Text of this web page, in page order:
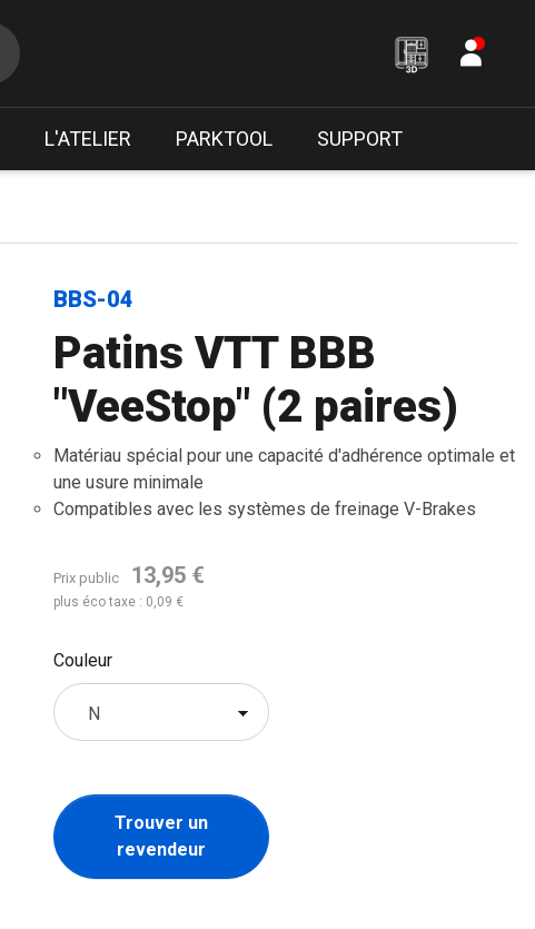
L'ATELIER PARKTOOL SUPPORT
BBS-04
Patins VTT BBB
"VeeStop" (2 paires)
Matériau spécial pour une capacité d'adhérence optimale et
une usure minimale
Compatibles avec les systèmes de freinage V-Brakes
Prix public 13,95 €
plus éco taxe : 0,09 €
Couleur
Trouver un
revendeur